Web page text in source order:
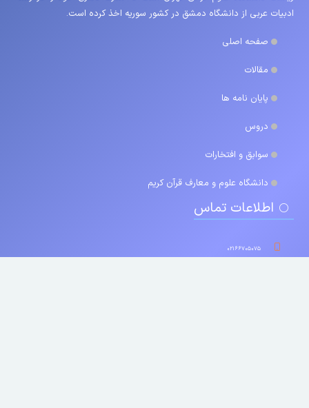
ادبیات عربی از دانشگاه دمشق در کشور سوریه اخذ کرده است.
صفحه اصلی
مقالات
پایان نامه ها
دروس
سوابق و افتخارات
دانشگاه علوم و معارف قرآن کریم
اطلاعات تماس
۰۲۱۶۶۷۰۵۰۷۵